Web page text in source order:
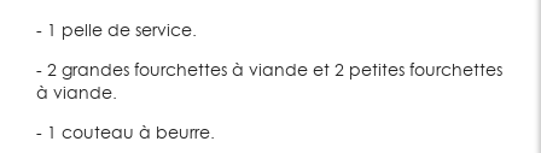
- 1 pelle de service.
- 2 grandes fourchettes à viande et 2 petites fourchettes
à viande.
- 1 couteau à beurre.